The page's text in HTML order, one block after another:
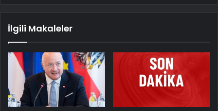
İlgili Makaleler